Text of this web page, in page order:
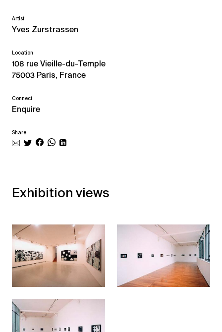
Artist
Yves Zurstrassen
Location
108 rue Vieille-du-Temple
75003 Paris, France
Connect
Enquire
Share
Exhibition views